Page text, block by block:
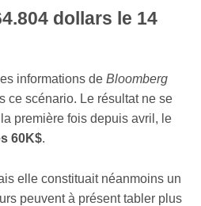
dollars le 14
informations de Bloomberg
ce scénario. Le résultat ne se
première fois depuis avril, le
60K$.
elle constituait néanmoins un
peuvent à présent tabler plus